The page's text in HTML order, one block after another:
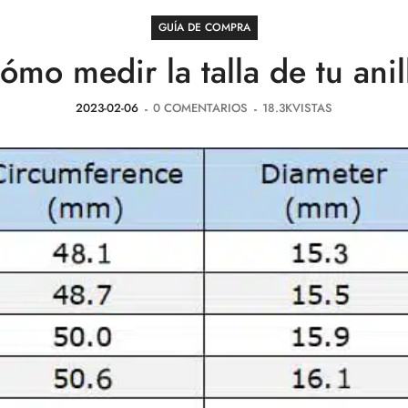
GUÍA DE COMPRA
medir la talla de tu
2023-02-06 0 COMENTARIOS 18.3KVISTAS